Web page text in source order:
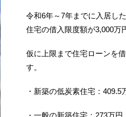
令和6年～7年までに入居し
住宅の借入限度額が3,000万
仮に上限まで住宅ローンを
す。
・新築の低炭素住宅：409.5
・一般の新築住宅：273万円